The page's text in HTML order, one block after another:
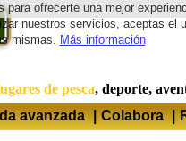
para ofrecerte una mejor
nuestros servicios, aceptas el
mismas. Más información
de pesca, deporte,
avanzada | Colabora |